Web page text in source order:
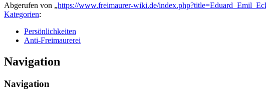
Abgerufen von „https://www.freimaurer-wiki.de/
Kategorien:
Persönlichkeiten
Anti-Freimaurerei
Navigation
Navigation